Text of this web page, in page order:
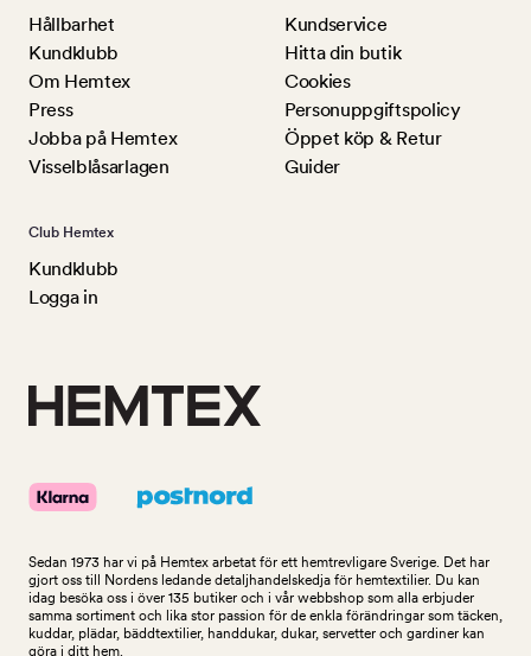
Hållbarhet
Kundklubb
Om Hemtex
Press
Jobba på Hemtex
Visselblåsarlagen
Kundservice
Hitta din butik
Cookies
Personuppgiftspolicy
Öppet köp & Retur
Guider
Club Hemtex
Kundklubb
Logga in
Sedan 1973 har vi på Hemtex arbetat för ett hemtrevligare Sverige. Det har
gjort oss till Nordens ledande detaljhandelskedja för hemtextilier. Du kan
idag besöka oss i över 135 butiker och i vår webbshop som alla erbjuder
samma sortiment och lika stor passion för de enkla förändringar som täcken,
kuddar, plädar, bäddtextilier, handdukar, dukar, servetter och gardiner kan
göra i ditt hem.